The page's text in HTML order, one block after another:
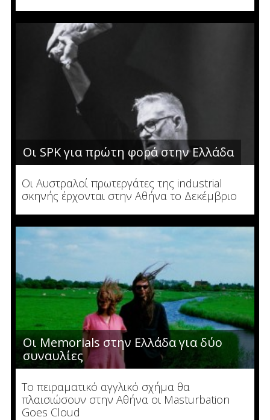
Οι SPK για πρώτη φορά στην Ελλάδα
Οι Αυστραλοί πρωτεργάτες της industrial
σκηνής έρχονται στην Αθήνα το Δεκέμβριο
Οι Memorials στην Ελλάδα για δύο
συναυλίες
Το πειραματικό αγγλικό σχήμα θα
πλαισιώσουν στην Αθήνα οι Masturbation
Goes Cloud